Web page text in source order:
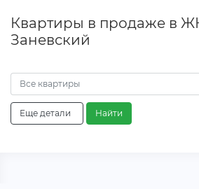
Квартиры в продаже в
Заневский
Все квартиры
Еще детали Найти